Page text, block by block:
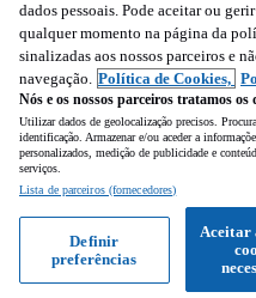
Ligar
dados pessoais. Pode aceitar ou
qualquer momento na página da
sinalizadas aos nossos parceiros e
navegação. Política de Cookies,
Nós e os nossos parceiros tratamos
Utilizar dados de geolocalização precisos.
identificação. Armazenar e/ou aceder a
personalizados, medição de publicidade e
serviços.
Lista de parceiros (fornecedores)
Aceitar
Definir
preferências